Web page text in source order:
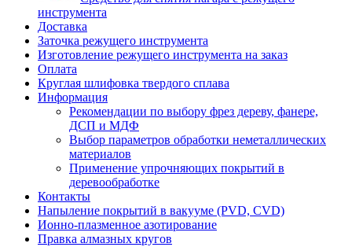
инструмента
Доставка
Заточка режущего инструмента
Изготовление режущего инструмента на заказ
Оплата
Круглая шлифовка твердого сплава
Информация
Рекомендации по выбору фрез дереву, фанере,
ДСП и МДФ
Выбор параметров обработки неметаллических
материалов
Применение упрочняющих покрытий в
деревообработке
Контакты
Напыление покрытий в вакууме (PVD, CVD)
Ионно-плазменное азотирование
Правка алмазных кругов